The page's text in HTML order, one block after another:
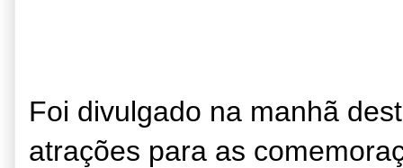
Foi divulgado na manhã
atrações para as comemor